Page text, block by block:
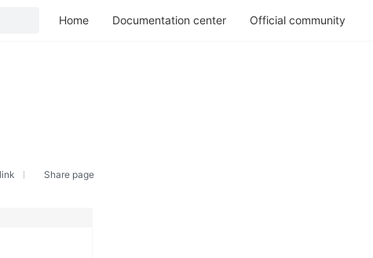
Share page
Home Documentation center Official community